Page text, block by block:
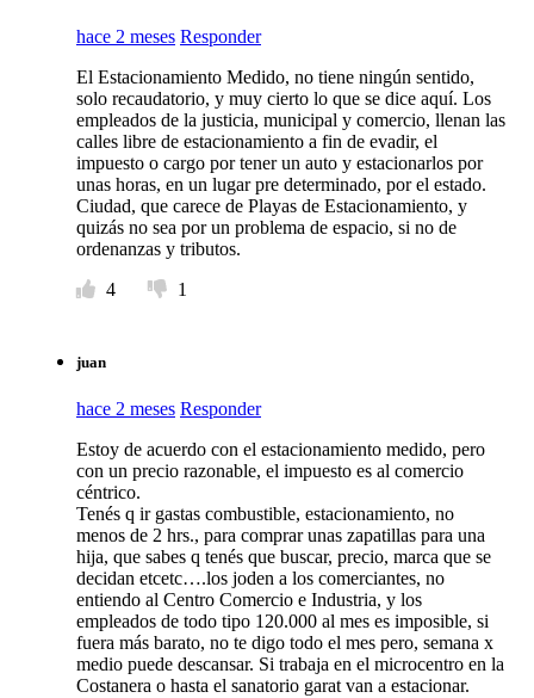
hace 2 meses Responder
El Estacionamiento Medido, no tiene ningún sentido,
solo recaudatorio, y muy cierto lo que se dice aquí. Los
empleados de la justicia, municipal y comercio, llenan las
calles libre de estacionamiento a fin de evadir, el
impuesto o cargo por tener un auto y estacionarlos por
unas horas, en un lugar pre determinado, por el estado.
Ciudad, que carece de Playas de Estacionamiento, y
quizás no sea por un problema de espacio, si no de
ordenanzas y tributos.
4
1
juan
hace 2 meses Responder
Estoy de acuerdo con el estacionamiento medido, pero
con un precio razonable, el impuesto es al comercio
céntrico.
Tenés q ir gastas combustible, estacionamiento, no
menos de 2 hrs., para comprar unas zapatillas para una
hija, que sabes q tenés que buscar, precio, marca que se
decidan etcetc….los joden a los comerciantes, no
entiendo al Centro Comercio e Industria, y los
empleados de todo tipo 120.000 al mes es imposible, si
fuera más barato, no te digo todo el mes pero, semana x
medio puede descansar. Si trabaja en el microcentro en la
Costanera o hasta el sanatorio garat van a estacionar.